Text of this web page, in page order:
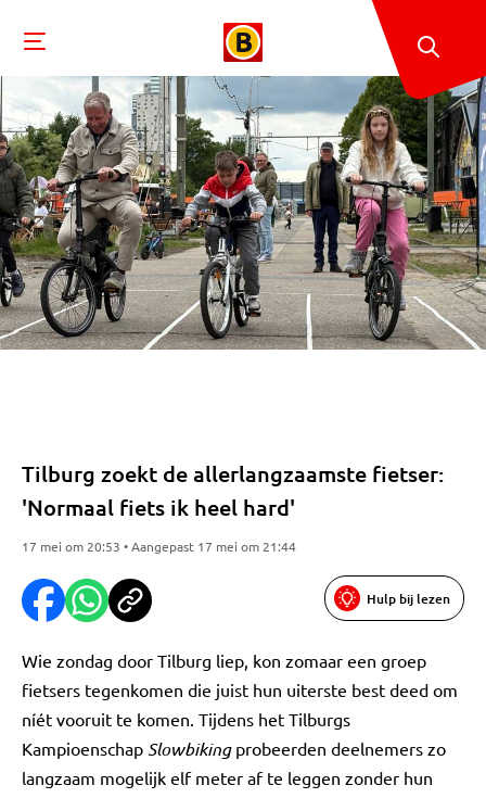
Tilburg zoekt de allerlangzaamste fietser:
'Normaal fiets ik heel hard'
17 mei om 20:53 • Aangepast 17 mei om 21:44
Hulp bij lezen
Wie zondag door Tilburg liep, kon zomaar een groep
fietsers tegenkomen die juist hun uiterste best deed om
níét vooruit te komen. Tijdens het Tilburgs
Kampioenschap Slowbiking probeerden deelnemers zo
langzaam mogelijk elf meter af te leggen zonder hun